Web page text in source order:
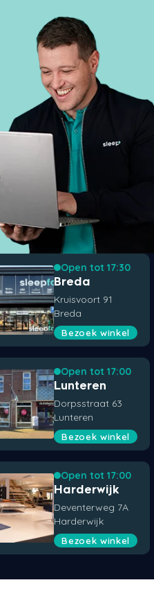
Open tot 17:30
Breda
Kruisvoort 91
Breda
Bezoek winkel
Open tot 17:00
Lunteren
Dorpsstraat 63
Lunteren
Bezoek winkel
Open tot 17:00
Harderwijk
Deventerweg 7A
Harderwijk
Bezoek winkel